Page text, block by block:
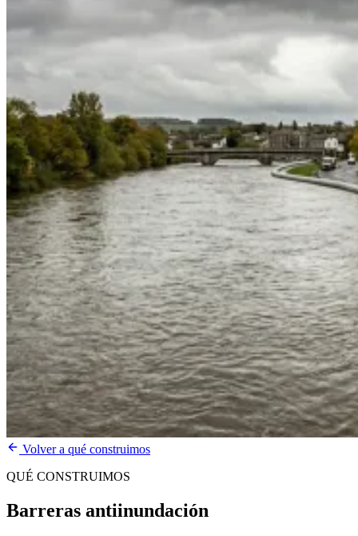
Volver a qué construimos
QUÉ CONSTRUIMOS
Barreras antiinundación